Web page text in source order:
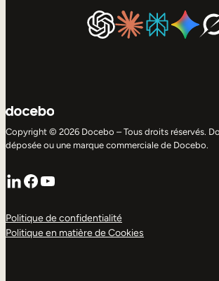
Copyright © 2026 Docebo – Tous droits réservés.
déposée ou une marque commerciale de Docebo.
LinkedIn
Facebook
YouTube
Politique de confidentialité
Politique en matière de Cookies